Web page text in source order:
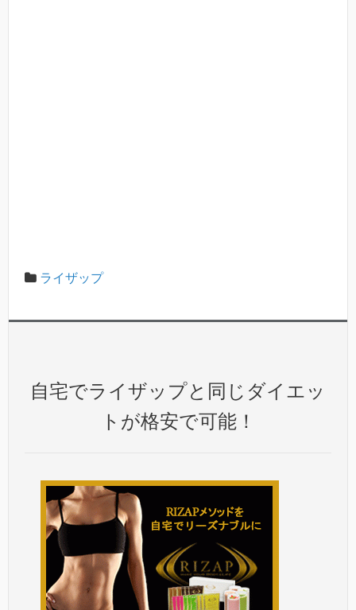
ライザップ
自宅でライザップと同じダイエッ
トが格安で可能！